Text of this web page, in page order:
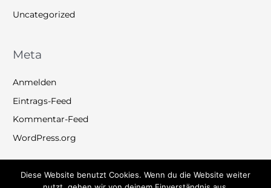
Uncategorized
Meta
Anmelden
Eintrags-Feed
Kommentar-Feed
WordPress.org
Diese Website benutzt Cookies. Wenn du die Website weiter